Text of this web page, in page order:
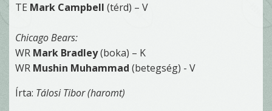
TE Mark Campbell (térd) – V
Chicago Bears:
WR Mark Bradley(boka) – K
WR Mushin Muhammad (betegség) - V
Írta: Tálosi Tibor (haromt)